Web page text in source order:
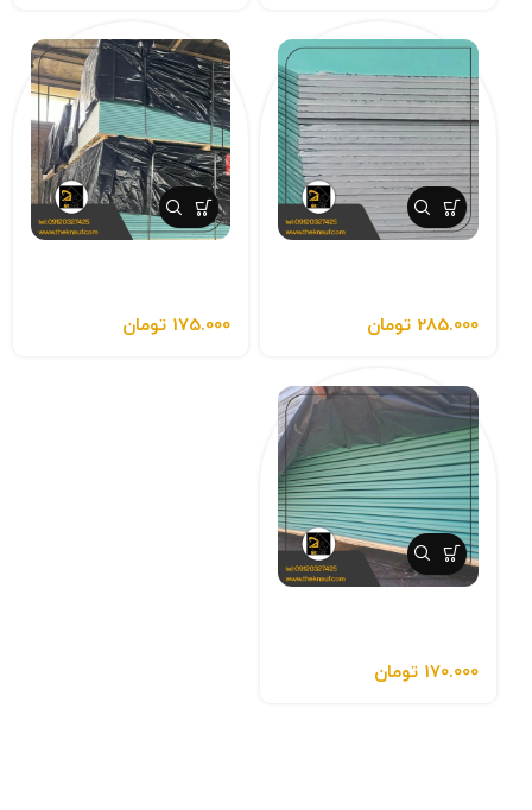
285.000 تومان
175.000 تومان
170.000 تومان